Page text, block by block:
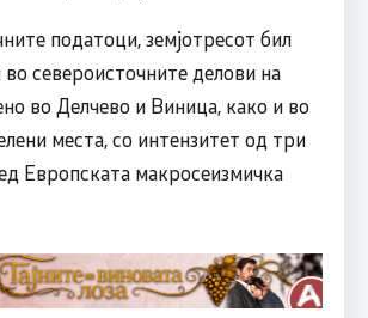
податоци, земјотресот бил
во североисточните делови на
во Делчево и Виница, како и во
места, со интензитет од три
Европската макросеизмичка